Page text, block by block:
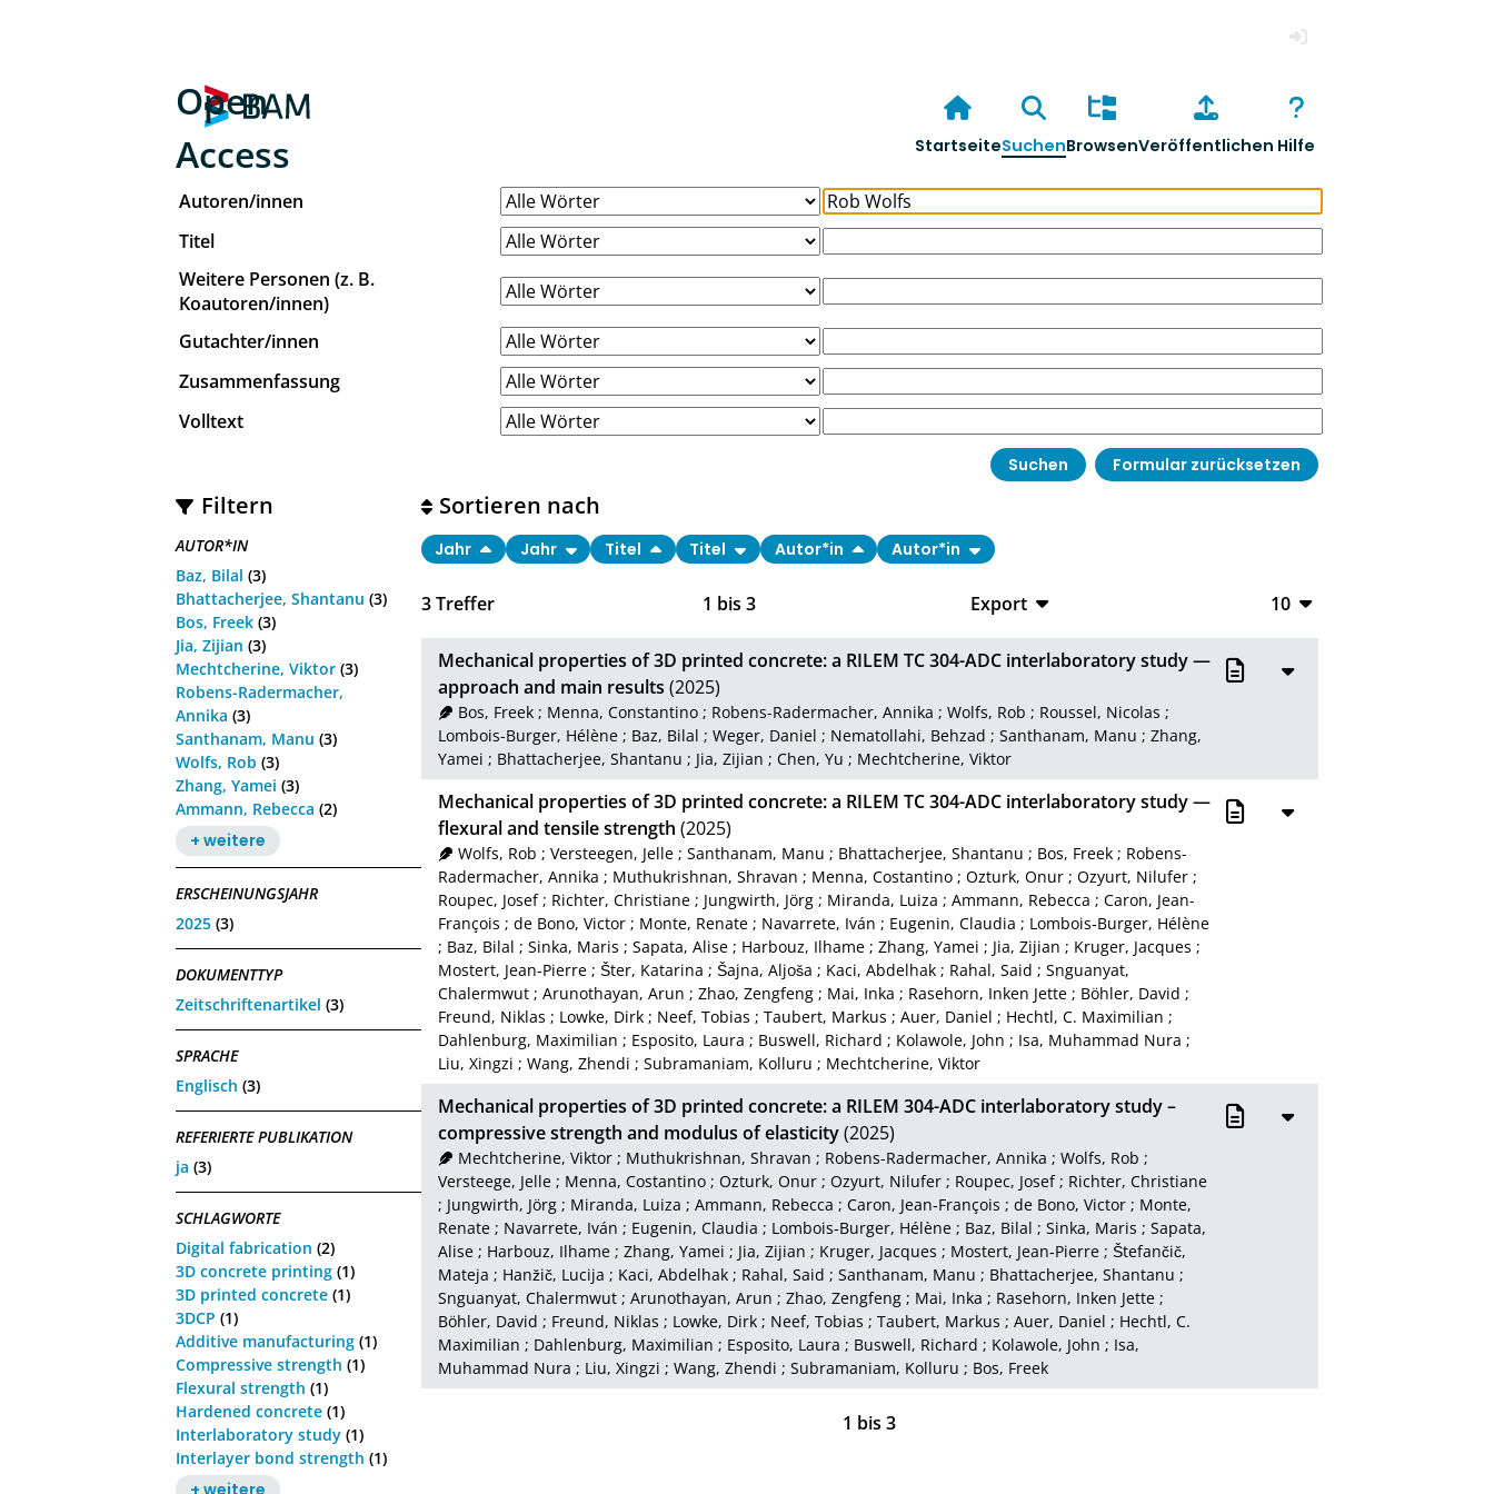
Open
Access
StartseiteSuchenBrowsenVeröffentlichen Hilfe
Autoren/innen
Titel
Weitere Personen (z. B.
Koautoren/innen)
Gutachter/innen
Zusammenfassung
Volltext
Filtern
AUTOR*IN
Baz, Bilal (3)
Bhattacherjee, Shantanu (3)
Bos, Freek (3)
Jia, Zijian (3)
Mechtcherine, Viktor (3)
Robens-Radermacher,
Annika (3)
Santhanam, Manu (3)
Wolfs, Rob (3)
Zhang, Yamei (3)
Ammann, Rebecca (2)
+ weitere
ERSCHEINUNGSJAHR
2025 (3)
DOKUMENTTYP
Zeitschriftenartikel (3)
SPRACHE
Englisch (3)
REFERIERTE PUBLIKATION
ja (3)
SCHLAGWORTE
Digital fabrication (2)
3D concrete printing (1)
3D printed concrete (1)
3DCP (1)
Additive manufacturing (1)
Compressive strength (1)
Flexural strength (1)
Hardened concrete (1)
Interlaboratory study (1)
Interlayer bond strength (1)
3Treffer 1 bis 3
Export
CSV
XML
10
10
20
Sortieren nach
Jahr Jahr Titel Titel Autor*in Autor*in
Mechanical properties of 3D printed concrete: a RILEM TC 304-ADC interlaboratory study —
approach and main results (2025)
Bos, Freek ; Menna, Constantino ; Robens-Radermacher, Annika ;Wolfs, Rob ; Roussel, Nicolas ;
Lombois-Burger, Hélène; Baz, Bilal ; Weger, Daniel ; Nematollahi, Behzad ; Santhanam, Manu ; Zhang,
Yamei ; Bhattacherjee, Shantanu ; Jia, Zijian ; Chen, Yu ; Mechtcherine, Viktor
Mechanical properties of 3D printed concrete: a RILEM TC 304-ADC interlaboratory study —
flexural and tensile strength (2025)
Wolfs, Rob ;Versteegen, Jelle ;Santhanam, Manu ; Bhattacherjee, Shantanu ; Bos, Freek ; Robens-
Radermacher, Annika ; Muthukrishnan, Shravan ; Menna, Costantino; Ozturk, Onur; Ozyurt, Nilufer;
Roupec, Josef; Richter, Christiane; Jungwirth, Jörg; Miranda, Luiza ; Ammann, Rebecca ; Caron, Jean-
François ; de Bono, Victor; Monte, Renate; Navarrete, Iván ; Eugenin, Claudia ; Lombois‑Burger, Hélène
; Baz, Bilal ; Sinka, Maris ; Sapata, Alise; Harbouz, Ilhame; Zhang, Yamei ; Jia, Zijian ; Kruger, Jacques ;
Mostert, Jean‑Pierre; Šter, Katarina ; Šajna, Aljoša ; Kaci, Abdelhak; Rahal, Said ; Snguanyat,
Chalermwut; Arunothayan, Arun ; Zhao, Zengfeng; Mai, Inka ; Rasehorn, Inken Jette; Böhler, David ;
Freund, Niklas ; Lowke, Dirk; Neef, Tobias ; Taubert, Markus ; Auer, Daniel ; Hechtl, C. Maximilian ;
Dahlenburg, Maximilian ; Esposito, Laura ; Buswell, Richard ; Kolawole, John ; Isa, Muhammad Nura ;
Liu, Xingzi ; Wang, Zhendi ; Subramaniam, Kolluru ; Mechtcherine, Viktor
Mechanical properties of 3D printed concrete: a RILEM 304-ADC interlaboratory study –
compressive strength and modulus of elasticity(2025)
Mechtcherine, Viktor ; Muthukrishnan, Shravan ; Robens-Radermacher, Annika ;Wolfs, Rob ;
Versteege, Jelle; Menna, Costantino; Ozturk, Onur; Ozyurt, Nilufer; Roupec, Josef; Richter, Christiane
; Jungwirth, Jörg; Miranda, Luiza ; Ammann, Rebecca ; Caron, Jean‑François ; de Bono, Victor; Monte,
Renate; Navarrete, Iván ; Eugenin, Claudia ; Lombois‑Burger, Hélène; Baz, Bilal ; Sinka, Maris ; Sapata,
Alise; Harbouz, Ilhame; Zhang, Yamei ; Jia, Zijian ; Kruger, Jacques ; Mostert, Jean‑Pierre; Štefančič,
Mateja ; Hanžič, Lucija ; Kaci, Abdelhak; Rahal, Said ; Santhanam, Manu ; Bhattacherjee, Shantanu ;
Snguanyat, Chalermwut; Arunothayan, Arun ; Zhao, Zengfeng; Mai, Inka ; Rasehorn, Inken Jette;
Böhler, David ; Freund, Niklas ; Lowke, Dirk; Neef, Tobias ; Taubert, Markus ; Auer, Daniel ; Hechtl, C.
Maximilian ; Dahlenburg, Maximilian ; Esposito, Laura ; Buswell, Richard ; Kolawole, John ; Isa,
Muhammad Nura ; Liu, Xingzi ; Wang, Zhendi ; Subramaniam, Kolluru ; Bos, Freek
1 bis3